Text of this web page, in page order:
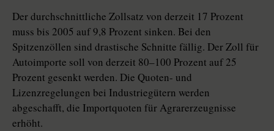
Der durchschnittliche Zollsatz von derzeit 17 Prozent
muss bis 2005 auf 9,8 Prozent sinken. Bei den
Spitzenzöllen sind drastische Schnitte fällig. Der Zoll für
Autoimporte soll von derzeit 80–100 Prozent auf 25
Prozent gesenkt werden. Die Quoten- und
Lizenzregelungen bei Industriegütern werden
abgeschafft, die Importquoten für Agrarerzeugnisse
erhöht.